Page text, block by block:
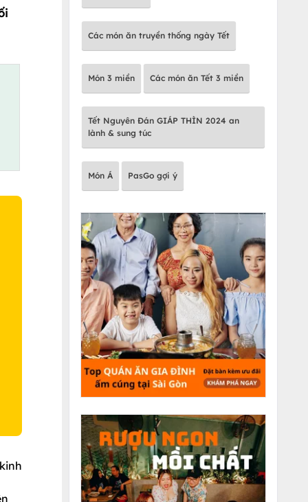
Các món ăn truyền thống ngày Tết
Món 3 miền Các món ăn Tết 3 miền
Tết Nguyên Đán GIÁP THÌN 2024 an
lành & sung túc
Món Á PasGo gợi ý